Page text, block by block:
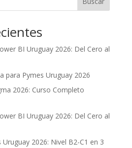
BI Uruguay 2026: Del Cero al
para Pymes Uruguay 2026
2026: Curso Completo
BI Uruguay 2026: Del Cero al
2026: Nivel B2-C1 en 3